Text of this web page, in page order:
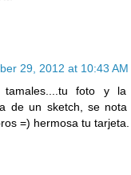
29, 2012 at 10:43 AM
tamales....tu foto y
de un sketch, se
=) hermosa tu tarjeta.